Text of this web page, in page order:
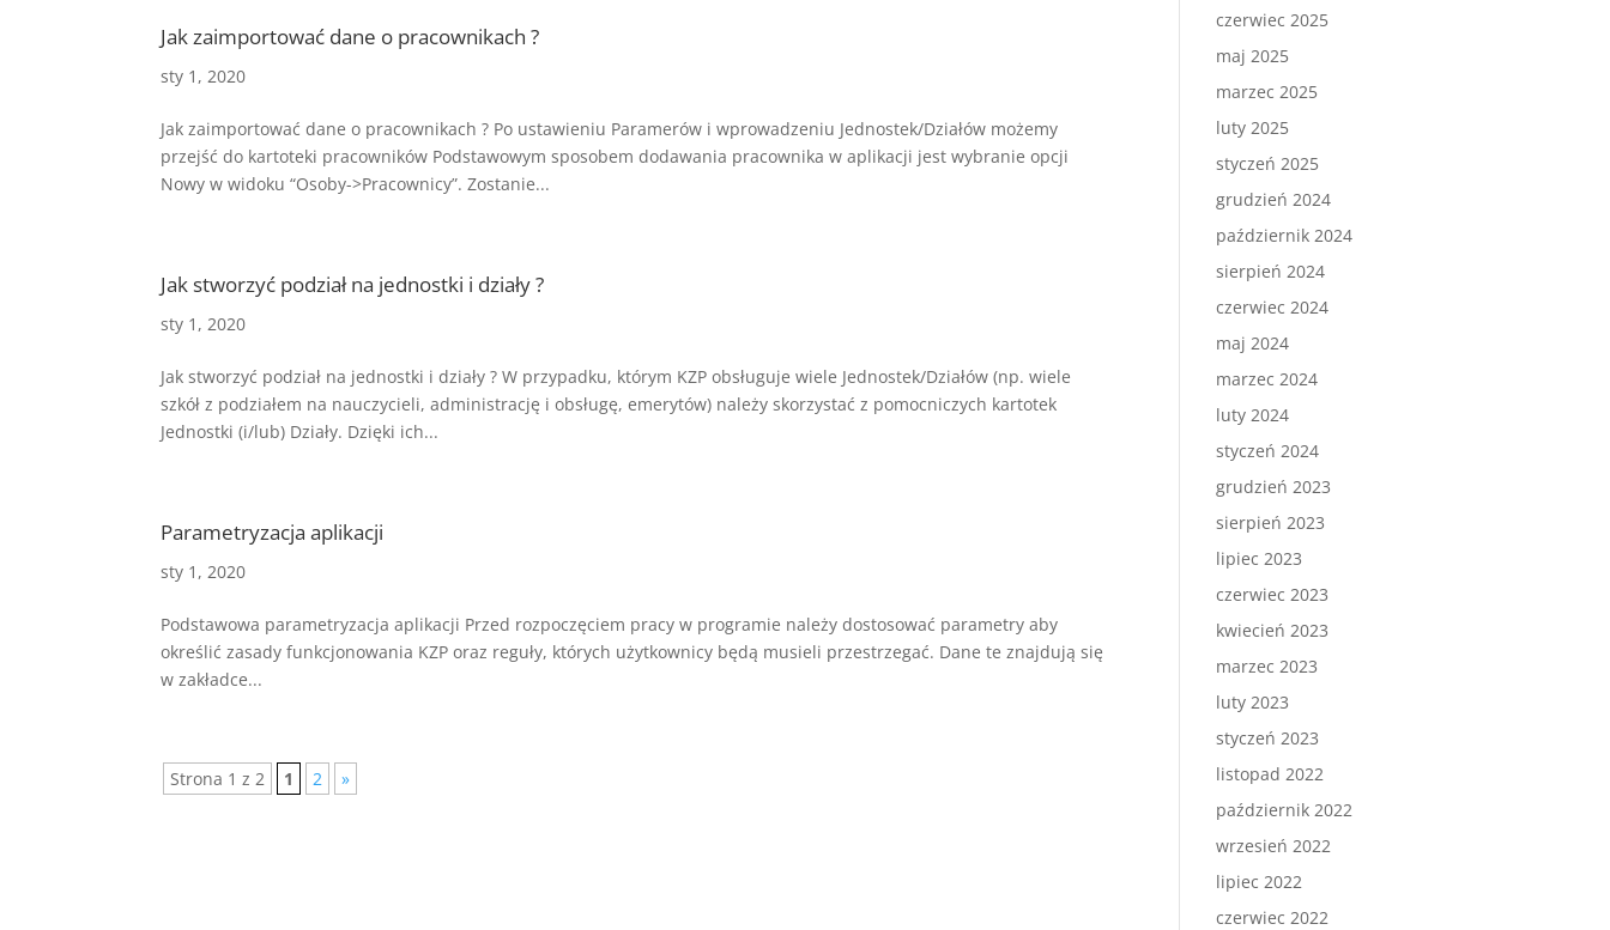
Jak zaimportować dane o pracownikach ?
sty 1, 2020
Jak zaimportować dane o pracownikach ? Po ustawieniu Paramerów i wprowadzeniu Jednostek/Działów możemy
przejść do kartoteki pracowników Podstawowym sposobem dodawania pracownika w aplikacji jest wybranie opcji
Nowy w widoku “Osoby->Pracownicy”. Zostanie...
Jak stworzyć podział na jednostki i działy ?
sty 1, 2020
Jak stworzyć podział na jednostki i działy ? W przypadku, którym KZP obsługuje wiele Jednostek/Działów (np. wiele
szkół z podziałem na nauczycieli, administrację i obsługę, emerytów) należy skorzystać z pomocniczych kartotek
Jednostki (i/lub) Działy. Dzięki ich...
Parametryzacja aplikacji
sty 1, 2020
Podstawowa parametryzacja aplikacji Przed rozpoczęciem pracy w programie należy dostosować parametry aby
określić zasady funkcjonowania KZP oraz reguły, których użytkownicy będą musieli przestrzegać. Dane te znajdują się
w zakładce...
Strona 1 z 2 1 2 »
czerwiec 2025
maj 2025
marzec 2025
luty 2025
styczeń 2025
grudzień 2024
październik 2024
sierpień 2024
czerwiec 2024
maj 2024
marzec 2024
luty 2024
styczeń 2024
grudzień 2023
sierpień 2023
lipiec 2023
czerwiec 2023
kwiecień 2023
marzec 2023
luty 2023
styczeń 2023
listopad 2022
październik 2022
wrzesień 2022
lipiec 2022
czerwiec 2022